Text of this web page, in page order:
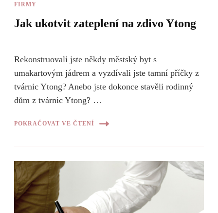
FIRMY
Jak ukotvit zateplení na zdivo Ytong
Rekonstruovali jste někdy městský byt s
umakartovým jádrem a vyzdívali jste tamní příčky z
tvárnic Ytong? Anebo jste dokonce stavěli rodinný
dům z tvárnic Ytong? …
POKRAČOVAT VE ČTENÍ